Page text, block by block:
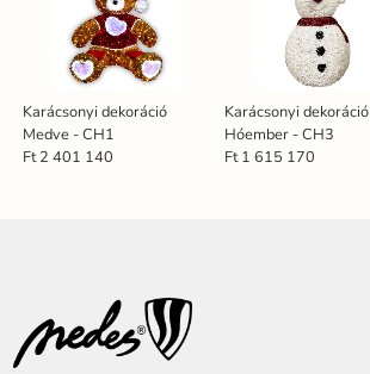
Karácsonyi dekoráció
Medve - CH1
Ft 2 401 140
Karácsonyi dekoráció
Hóember - CH3
Ft 1 615 170